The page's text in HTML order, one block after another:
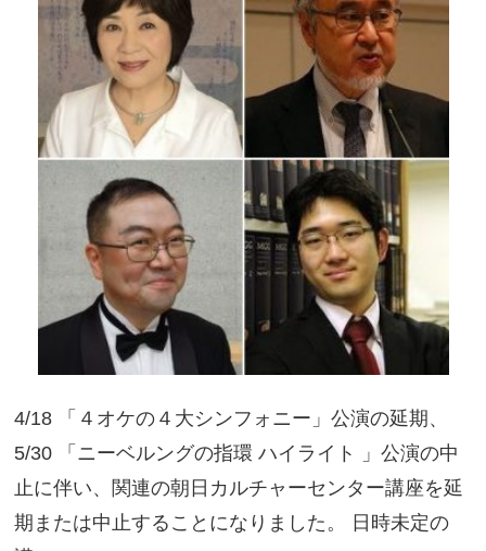
4/18 「４オケの４大シンフォニー」公演の延期、
5/30 「ニーベルングの指環 ハイライト 」公演の中
止に伴い、関連の朝日カルチャーセンター講座を延
期または中止することになりました。 日時未定の